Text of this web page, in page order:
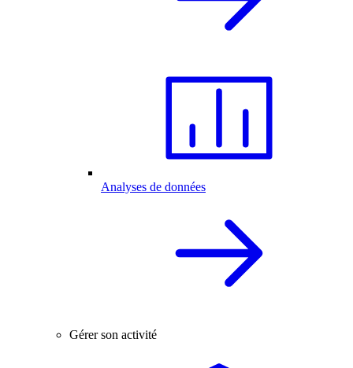
Analyses de données
Gérer son activité